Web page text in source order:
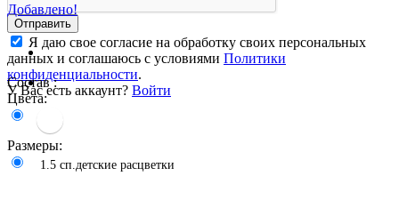
Добавлено!
Состав :
Цвета:
Размеры:
1.5 сп.детские расцветки
Отправить
Я даю свое согласие на обработку своих персональных
данных и соглашаюсь с условиями Политики
конфиденциальности.
У Вас есть аккаунт? Войти